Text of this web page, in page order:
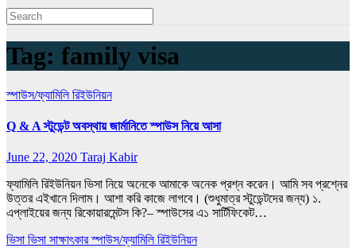
Tag: family visa
স্পাউস/ফ্যামিলি রিইউনিয়ন
Q & A স্টুডেন্ট অবস্থায় জার্মানিতে স্পাউস নিয়ে আসা
June 22, 2020 Taraj Kabir
ফ্যামিলি রিইউনিয়ন ভিসা নিয়ে অনেকে আমাকে অনেক প্রশ্ন করেন। আমি সব প্রশ্নের
উত্তর এইখানে দিলাম। আশা করি কাজে লাগবে। (শুধুমাত্র স্টুডেন্টদের জন্য) ১.
এপ্লাইয়ের জন্য রিকোয়ারমেন্টস কি?– স্পাউসের এ১ সার্টিফিকেট…
ভিসা ভিসা সাক্ষাৎকারস্পাউস/ফ্যামিলি রিইউনিয়ন